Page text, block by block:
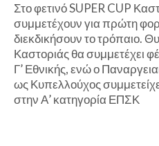
Στο φετινό SUPER CUP
συμμετέχουν για πρώτη
διεκδικήσουν το τρόπαιο.
Καστοριάς θα συμμετέχει
Γ’ Εθνικής, ενώ ο
ως Κυπελλούχος
στην Α’ κατηγορία ΕΠΣΚ